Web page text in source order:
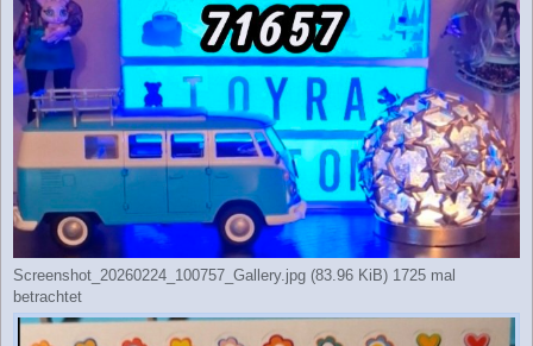
Screenshot_20260224_100757_Gallery.jpg (83.96 KiB) 1725 mal
betrachtet